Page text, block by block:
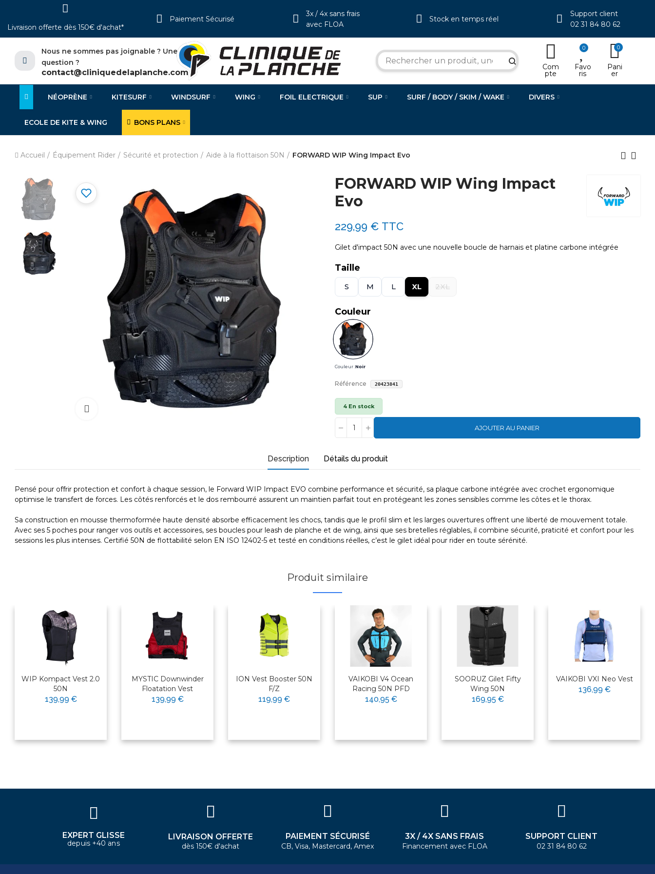
Livraison offerte dès 150€ d'achat*
Paiement Sécurisé
3x / 4x sans frais
avec FLOA
Stock en temps réel
Support client
02 31 84 80 62
Nous ne sommes pas joignable ? Une
question ?
contact@cliniquedelaplanche.com
search Com
pte
0
Favo
ris
0
Pani
er
NÉOPRÈNE KITESURF WINDSURF WING FOIL ELECTRIQUE SUP SURF / BODY / SKIM / WAKE DIVERS
ECOLE DE KITE & WING BONS PLANS
Accueil Équipement Rider Sécurité et protection Aide à la flottaison 50N FORWARD WIP Wing Impact Evo
Cliquez pour agrandir
FORWARD WIP Wing Impact
Evo
229,99 € TTC
Gilet d'impact 50N avec une nouvelle boucle de harnais et platine carbone intégrée
Taille
S M L XL 2XL
Couleur
Couleur :Noir
Référence 20423841
4 En stock
AJOUTER AU PANIER
Description Détails du produit
Pensé pour offrir protection et confort à chaque session, le Forward WIP Impact EVO combine performance et sécurité, sa plaque carbone intégrée avec crochet ergonomique
optimise le transfert de forces. Les côtés renforcés et le dos rembourré assurent un maintien parfait tout en protégeant les zones sensibles comme les côtes et le thorax.
Sa construction en mousse thermoformée haute densité absorbe efficacement les chocs, tandis que le profil slim et les larges ouvertures offrent une liberté de mouvement totale.
Avec ses 5 poches pour ranger vos outils et accessoires, ses boucles pour leash de planche et de wing, ainsi que ses bretelles réglables, il combine sécurité, praticité et confort pour les
sessions les plus intenses. Certifié 50N de flottabilité selon EN ISO 12402-5 et testé en conditions réelles, c’est le gilet idéal pour rider en toute sérénité.
Produit similaire
WIP Kompact Vest 2.0
50N
139,99 €
MYSTIC Downwinder
Floatation Vest
139,99 €
ION Vest Booster 50N
F/Z
119,99 €
VAIKOBI V4 Ocean
Racing 50N PFD
140,95 €
SOORUZ Gilet Fifty
Wing 50N
169,95 €
VAIKOBI VXI Neo Vest
136,99 €
×
Bonjour ! Je suis votre expert
EXPERT GLISSE
depuis +40 ans
LIVRAISON OFFERTE
dès 150€ d'achat
PAIEMENT SÉCURISÉ
CB, Visa, Mastercard, Amex
3X / 4X SANS FRAIS
Financement avec FLOA
SUPPORT CLIENT
02 31 84 80 62